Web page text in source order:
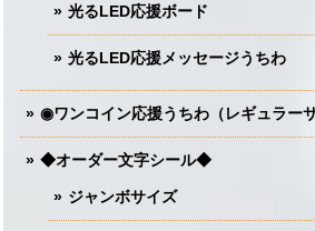
光るLED応援ボード
光るLED応援メッセージうちわ
◉ワンコイン応援うちわ（レギュラー
◆オーダー文字シール◆
ジャンボサイズ